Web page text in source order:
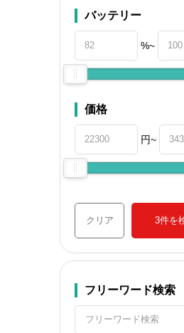
バッテリー
%~
価格
円~
クリア 3件を
フリーワード検索